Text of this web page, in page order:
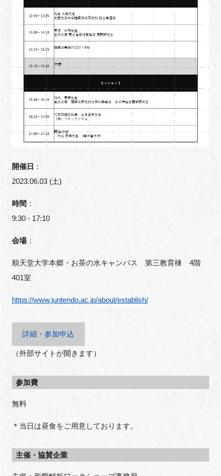
開催日 ：
2023.06.03 (土)
時間 ：
9:30 - 17:10
会場：
順天堂大学本郷・お茶の水キャンパス 第三教育棟 4階
401室
https://www.juntendo.ac.jp/about/establish/
詳細・参加申込
（外部サイトが開きます）
参加費
無料
＊当日は昼食をご用意しております。
主催・協賛企業